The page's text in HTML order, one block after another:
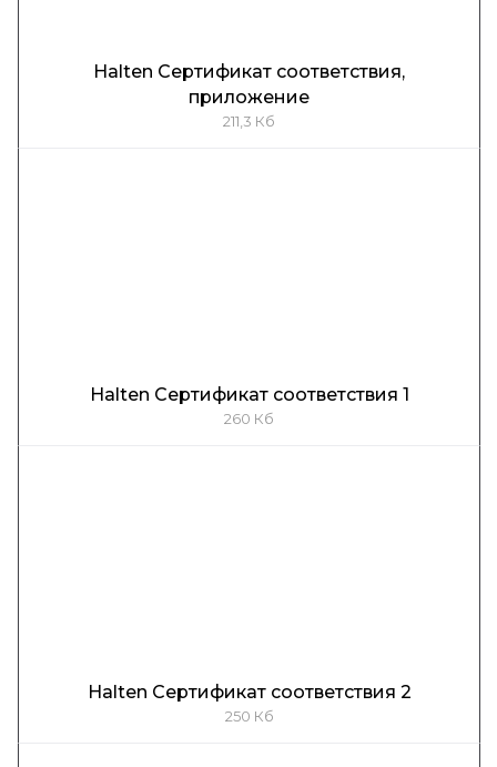
Halten Сертификат соответствия,
приложение
211,3 Кб
Halten Сертификат соответствия 1
260 Кб
Halten Сертификат соответствия 2
250 Кб